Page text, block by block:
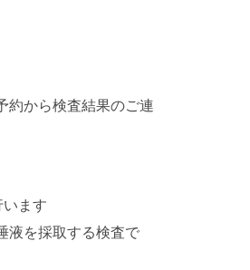
約から検査結果のご連
ます
液を採取する検査で